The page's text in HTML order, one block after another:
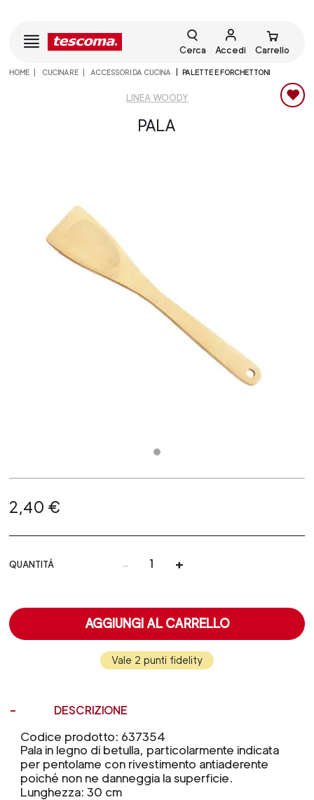
Cerca Accedi Carrello
HOME CUCINARE ACCESSORI DA CUCINA PALETTE E FORCHETTONI
LINEA WOODY
PALA
2,40 €
QUANTITÀ - +
AGGIUNGI AL CARRELLO
Vale 2 punti fidelity
DESCRIZIONE
Codice prodotto: 637354
Pala in legno di betulla, particolarmente indicata
per pentolame con rivestimento antiaderente
poiché non ne danneggia la superficie.
Lunghezza: 30 cm